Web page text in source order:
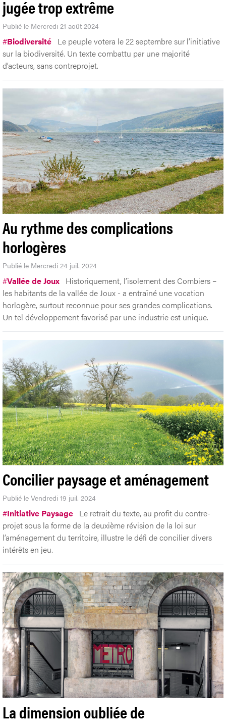
jugée trop extrême
Publié le Mercredi 21 août 2024
#Biodiversité Le peuple votera le 22 septembre sur l’initiative
sur la biodiversité. Un texte combattu par une majorité
d’acteurs, sans contreprojet.
Au rythme des complications
horlogères
Publié le Mercredi 24 juil. 2024
#Vallée de Joux Historiquement, l’isolement des Combiers –
les habitants de la vallée de Joux - a entraîné une vocation
horlogère, surtout reconnue pour ses grandes complications.
Un tel développement favorisé par une industrie est unique.
Concilier paysage et aménagement
Publié le Vendredi 19 juil. 2024
#Initiative Paysage Le retrait du texte, au profit du contre-
projet sous la forme de la deuxième révision de la loi sur
l’aménagement du territoire, illustre le défi de concilier divers
intérêts en jeu.
La dimension oubliée de